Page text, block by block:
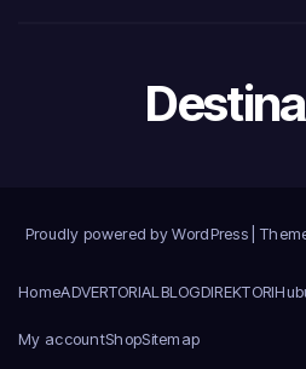
Proudly powered by WordPress
HomeADVERTORIALBLOGDIREKTORI
My accountShopSitemap